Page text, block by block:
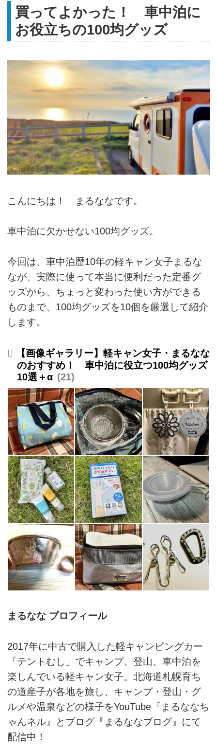
買ってよかった！ 車中泊に
お役立ちの100均グッズ
こんにちは！ まるななです。
車中泊に欠かせない100均グッズ。
今回は、車中泊歴10年の軽キャン女子まるな
なが、実際に使って本当に便利だった定番グ
ッズから、ちょっと変わった使い方ができる
ものまで、100均グッズを10個を厳選して紹介
します。
【画像ギャラリー】軽キャン女子・まるなな
のおすすめ！ 車中泊に役立つ100均グッズ
10選＋α
21
まるなな プロフィール
2017年に中古で購入した軽キャンピングカー
「テントむし」でキャンプ、登山、車中泊を
楽しんでいる軽キャン女子。北海道札幌育ち
の道産子が各地を旅し、キャンプ・登山・グ
ルメや温泉などの様子をYouTube『まるななち
ゃんネル』とブログ『まるななブログ』にて
配信中！